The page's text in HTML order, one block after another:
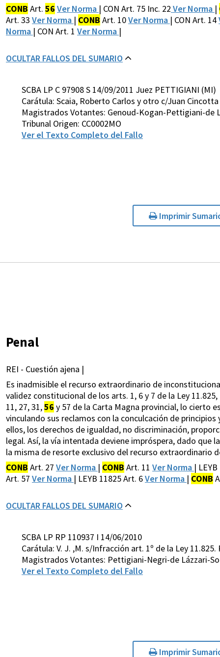
CONB Art. 56 Ver Norma | CON Art. 75 Inc. 22 Ver Norma |
Art. 33 Ver Norma | CONB Art. 10Ver Norma | CON Art. 14
Norma | CON Art. 1 Ver Norma |
OCULTAR FALLOS DEL SUMARIO
SCBA LP C 97908 S 14/09/2011 Juez PETTIGIANI (MI)
Carátula: Scaia, Roberto Carlos y otro c/Juan
Magistrados Votantes: Genoud-Kogan-Pettigiani-de
Tribunal Origen: CC0002MO
Ver el Texto Completo del Fallo
Imprimir
Penal
REI - Cuestión ajena |
Es inadmisible el recurso extraordinario de
validez constitucional de los arts. 1, 6 y 7 de la Ley
11, 27, 31,56 y 57 de la Carta Magna provincial, lo cierto
vinculando sus reclamos con la conculcación de
ellos, los derechos de igualdad, no discriminación,
legal. Así, la vía intentada deviene impróspera, dado
la misma de resorte exclusivo del recurso extraordinario
CONB Art. 27 Ver Norma | CONB Art. 11 Ver Norma |
Art. 57 Ver Norma | LEYB 11825 Art. 6Ver Norma | CONB
OCULTAR FALLOS DEL SUMARIO
SCBA LP RP 110937 I 14/06/2010
Carátula: V. J. ,M. s/Infracción art. 1º de la Ley
Magistrados Votantes: Pettigiani-Negri-de Lázzari-
Ver el Texto Completo del Fallo
Imprimir